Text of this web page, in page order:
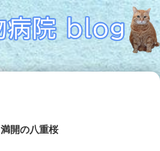
満開の八重桜